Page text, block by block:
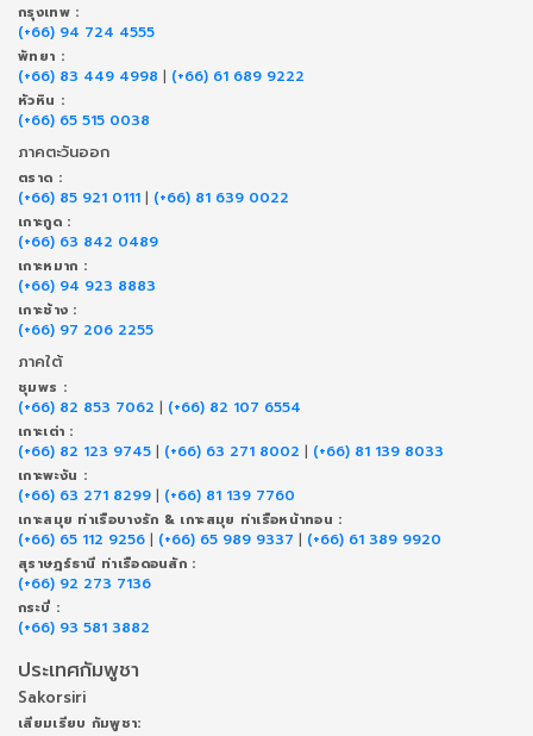
กรุงเทพ :
(+66) 94 724 4555
พัทยา :
(+66) 83 449 4998 | (+66) 61 689 9222
หัวหิน :
(+66) 65 515 0038
ภาคตะวันออก
ตราด :
(+66) 85 921 0111 | (+66) 81 639 0022
เกาะกูด :
(+66) 63 842 0489
เกาะหมาก :
(+66) 94 923 8883
เกาะช้าง :
(+66) 97 206 2255
ภาคใต้
ชุมพร :
(+66) 82 853 7062 | (+66) 82 107 6554
เกาะเต่า :
(+66) 82 123 9745 | (+66) 63 271 8002 | (+66) 81 139 8033
เกาะพะงัน :
(+66) 63 271 8299 | (+66) 81 139 7760
เกาะสมุย ท่าเรือบางรัก & เกาะสมุย ท่าเรือหน้าทอน :
(+66) 65 112 9256 | (+66) 65 989 9337 | (+66) 61 389 9920
สุราษฎร์ธานี ท่าเรือดอนสัก :
(+66) 92 273 7136
กระบี่ :
(+66) 93 581 3882
ประเทศกัมพูชา
Sakorsiri
เสียมเรียบ กัมพูชา: